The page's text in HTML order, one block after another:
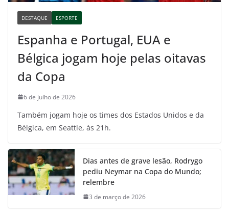
DESTAQUE ESPORTE
Espanha e Portugal, EUA e
Bélgica jogam hoje pelas oitavas
da Copa
6 de julho de 2026
Também jogam hoje os times dos Estados Unidos e da
Bélgica, em Seattle, às 21h.
Dias antes de grave lesão, Rodrygo
pediu Neymar na Copa do Mundo;
relembre
3 de março de 2026